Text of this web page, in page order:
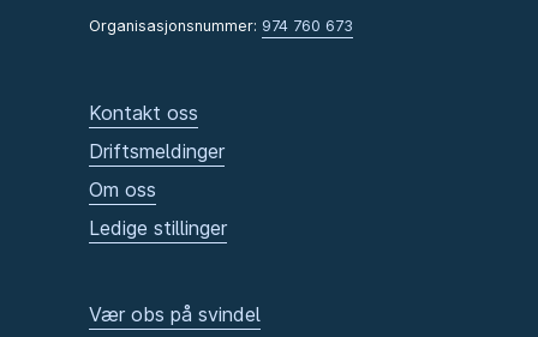
Organisasjonsnummer: 974 760 673
Kontakt oss
Driftsmeldinger
Om oss
Ledige stillinger
Vær obs på svindel